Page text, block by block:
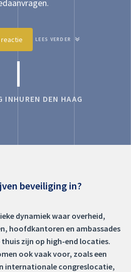
LEES VERDER
INHUREN DEN HAAG
beveiliging in?
dynamiek waar overheid,
hoofdkantoren en ambassades
zijn op high-end locaties.
ook vaak voor, zoals een
internationale congreslocatie,